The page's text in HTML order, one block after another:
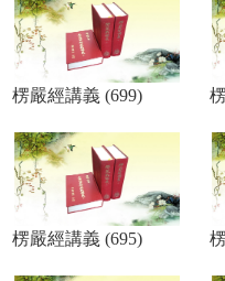
楞嚴經講義 (699)
楞嚴經講義 (695)